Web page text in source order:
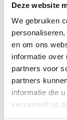
Deze website
We gebruiken
en om ons
informatie over
partners voor
partners
informatie die
verzameld op